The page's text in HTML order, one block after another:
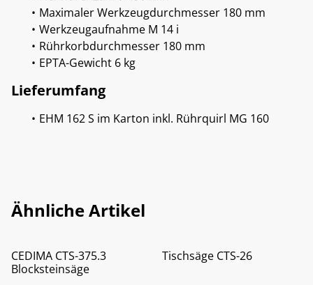
Maximaler Werkzeugdurchmesser 180 mm
Werkzeugaufnahme M 14 i
Rührkorbdurchmesser 180 mm
EPTA-Gewicht 6 kg
Lieferumfang
EHM 162 S im Karton inkl. Rührquirl MG 160
Ähnliche Artikel
CEDIMA CTS-375.3
Blocksteinsäge
Tischsäge CTS-26